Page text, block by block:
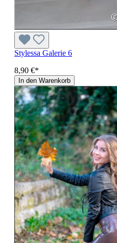
Stylessa Galerie 6
8,90 €*
In den Warenkorb